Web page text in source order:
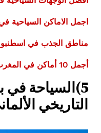
اجمل الاماكن السياحية
مناطق الجذب في
أجمل 10 أماكن في المغرب
5)السياحة في
التاريخي